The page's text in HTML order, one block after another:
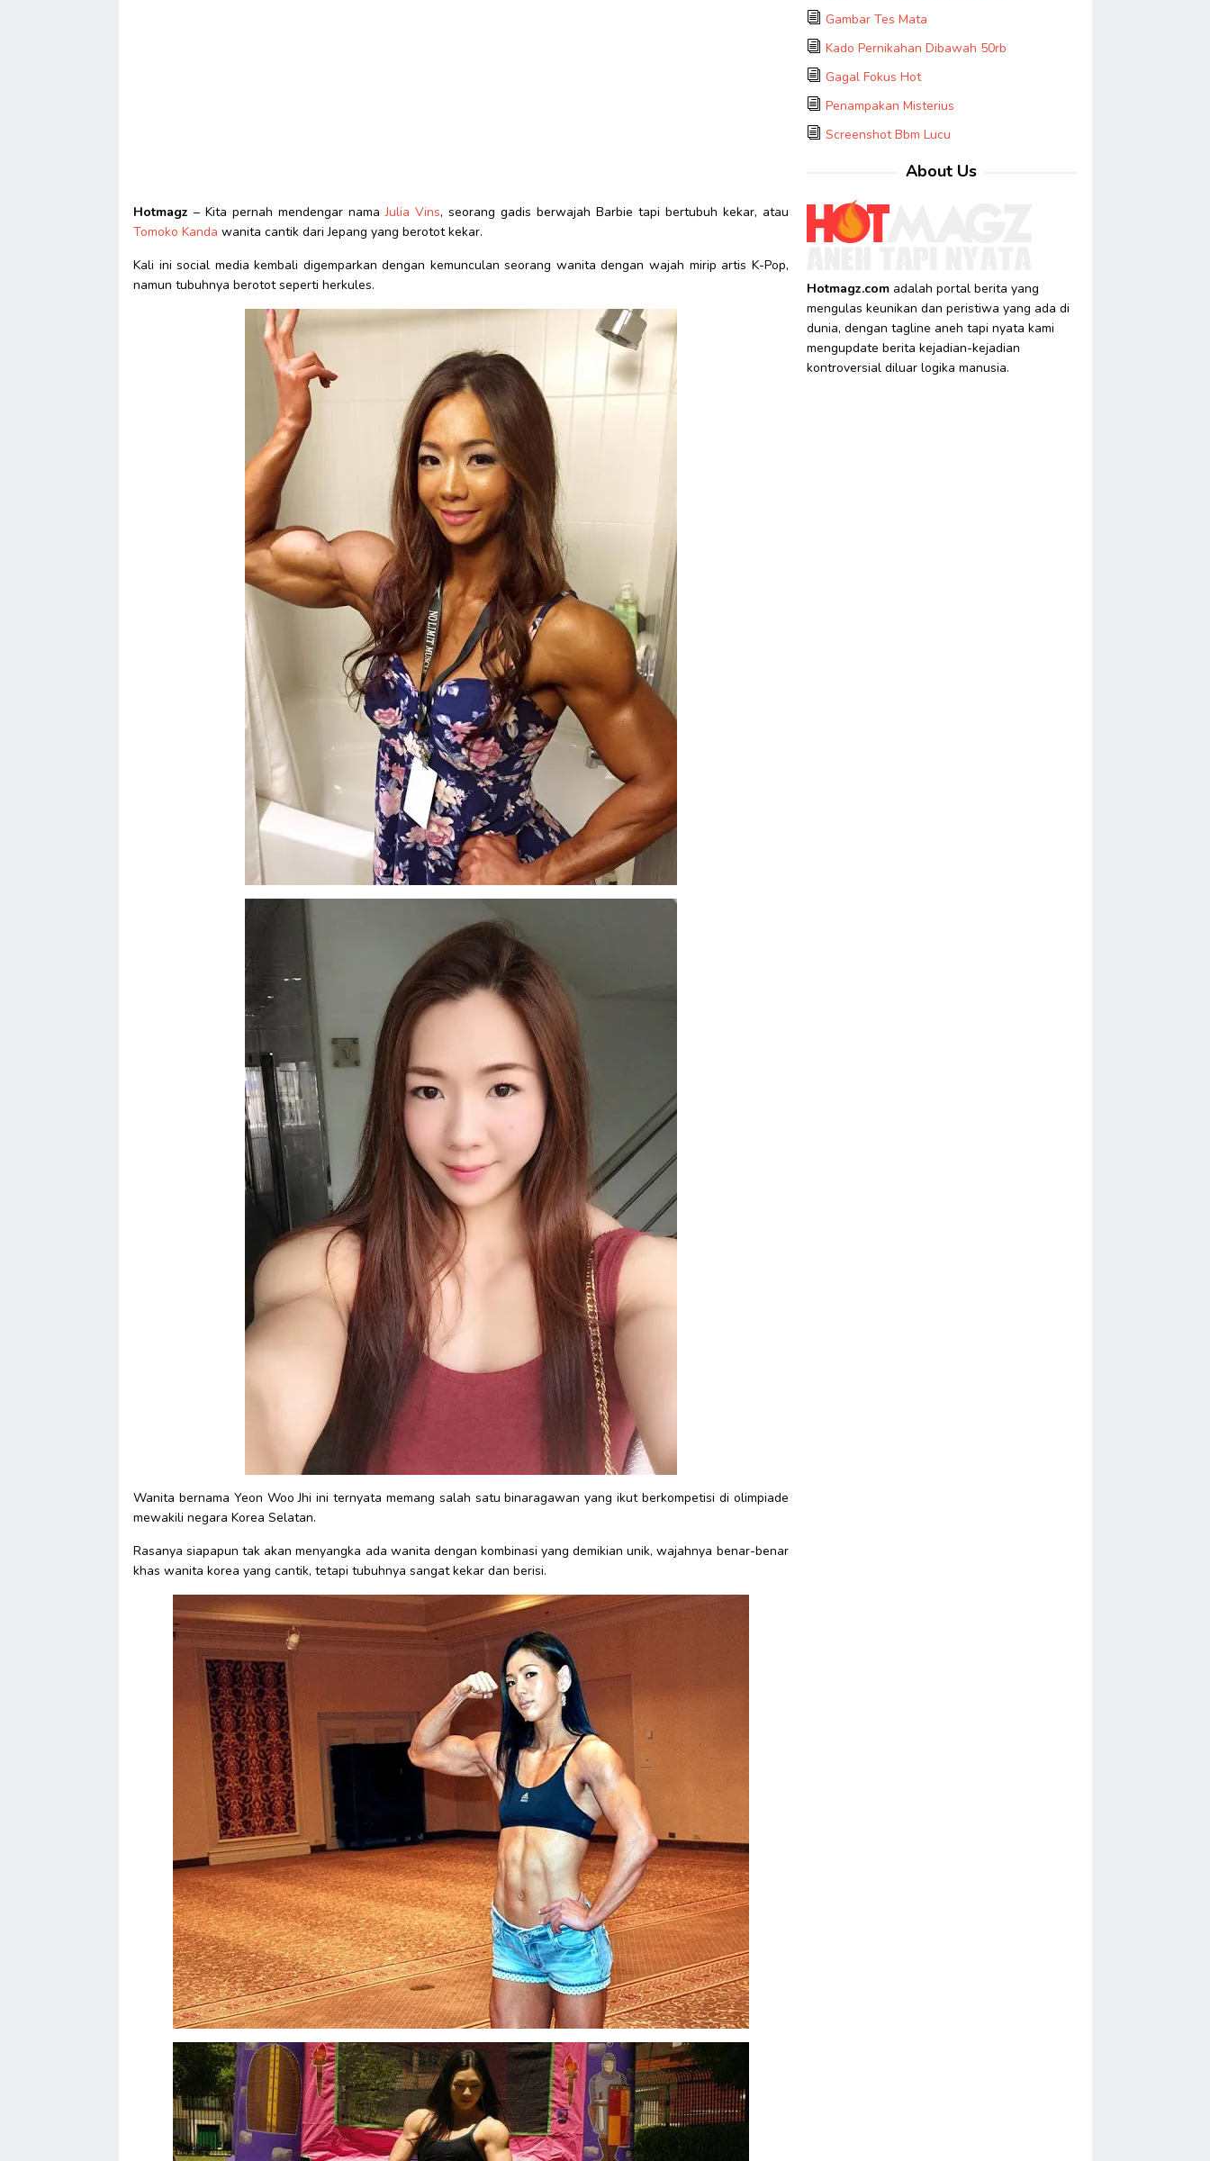
Hotmagz – Kita pernah mendengar namaJulia Vins, seorang gadis berwajah Barbie tapi bertubuh kekar, atau
Tomoko Kanda wanita cantik dari Jepang yang berotot kekar.
Kali ini social media kembali digemparkan dengan kemunculan seorang wanita dengan wajah mirip artis K-Pop,
namun tubuhnya berotot seperti herkules.
Wanita bernama Yeon Woo Jhi ini ternyata memang salah satu binaragawan yang ikut berkompetisi di olimpiade
mewakili negara Korea Selatan.
Rasanya siapapun tak akan menyangka ada wanita dengan kombinasi yang demikian unik, wajahnya benar-benar
khas wanita korea yang cantik, tetapi tubuhnya sangat kekar dan berisi.
Gambar Tes Mata
Kado Pernikahan Dibawah 50rb
Gagal Fokus Hot
Penampakan Misterius
Screenshot Bbm Lucu
About Us
Hotmagz.comadalah portal berita yang
mengulas keunikan dan peristiwa yang ada di
dunia, dengan tagline aneh tapi nyata kami
mengupdate berita kejadian-kejadian
kontroversial diluar logika manusia.